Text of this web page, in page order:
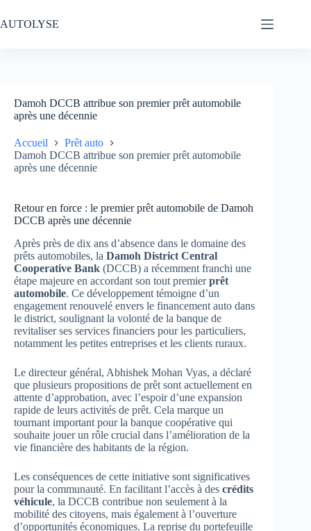
au
contenu
AUTOLYSE
Damoh DCCB attribue son premier prêt automobile
après une décennie
Accueil
Prêt auto
Damoh DCCB attribue son premier prêt automobile
après une décennie
Retour en force : le premier prêt automobile de Damoh
DCCB après une décennie
Après près de dix ans d’absence dans le domaine des
prêts automobiles, la Damoh District Central
Cooperative Bank (DCCB) a récemment franchi une
étape majeure en accordant son tout premierprêt
automobile. Ce développement témoigne d’un
engagement renouvelé envers le financement auto dans
le district, soulignant la volonté de la banque de
revitaliser ses services financiers pour les particuliers,
notamment les petites entreprises et les clients ruraux.
Le directeur général, Abhishek Mohan Vyas, a déclaré
que plusieurs propositions de prêt sont actuellement en
attente d’approbation, avec l’espoir d’une expansion
rapide de leurs activités de prêt. Cela marque un
tournant important pour la banque coopérative qui
souhaite jouer un rôle crucial dans l’amélioration de la
vie financière des habitants de la région.
Les conséquences de cette initiative sont significatives
pour la communauté. En facilitant l’accès à des crédits
véhicule, la DCCB contribue non seulement à la
mobilité des citoyens, mais également à l’ouverture
d’opportunités économiques. La reprise du portefeuille